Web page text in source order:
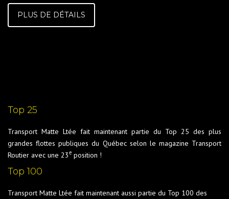
PLUS DE DÉTAILS
Top 25
Transport Matte Ltée fait maintenant partie du Top 25 des plus
grandes flottes publiques du Québec selon le magazine Transport
Routier avec une 23e position !
Top 100
Transport Matte Ltée fait maintenant aussi partie du Top 100 des